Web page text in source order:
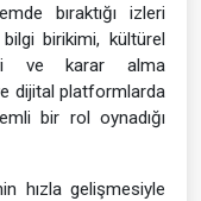
bıraktığı izleri
birikimi, kültürel
ve karar alma
dijital platformlarda
bir rol oynadığı
hızla gelişmesiyle